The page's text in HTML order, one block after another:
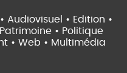
Audiovisuel • Edition •
Patrimoine • Politique
• Web • Multimédia